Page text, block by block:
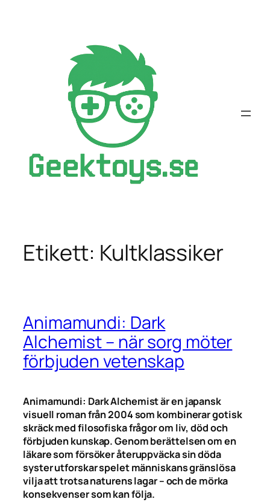
Etikett: Kultklassiker
Animamundi: Dark
Alchemist – när sorg möter
förbjuden vetenskap
Animamundi: Dark Alchemist är en japansk
visuell roman från 2004 som kombinerar gotisk
skräck med filosofiska frågor om liv, död och
förbjuden kunskap. Genom berättelsen om en
läkare som försöker återuppväcka sin döda
syster utforskar spelet människans gränslösa
vilja att trotsa naturens lagar – och de mörka
konsekvenser som kan följa.